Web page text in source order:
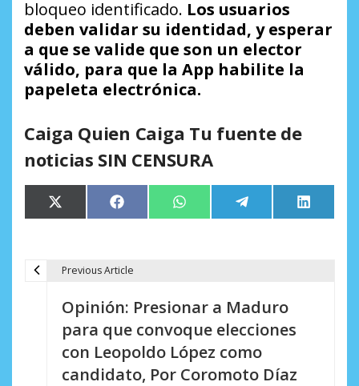
bloqueo identificado. Los usuarios
deben validar su identidad, y esperar
a que se valide que son un elector
válido, para que la App habilite la
papeleta electrónica.
Caiga Quien Caiga Tu fuente de
noticias SIN CENSURA
Compartir
en
X
(Twitter)
Compartir
en
Facebook Compartir
en
WhatsApp Compartir
en
Telegram
en
LinkedIn
Previous Article
Opinión: Presionar a Maduro
para que convoque elecciones
con Leopoldo López como
candidato, Por Coromoto Díaz